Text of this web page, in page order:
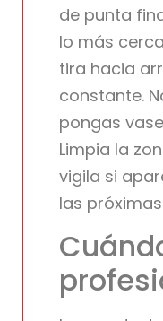
de punta
lo más
tira hacia
constante.
pongas
Limpia la
vigila si
las